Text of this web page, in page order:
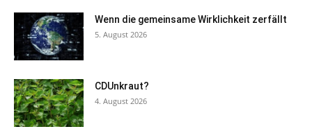
Wenn die gemeinsame Wirklichkeit zerfällt
5. August 2026
CDUnkraut?
4. August 2026